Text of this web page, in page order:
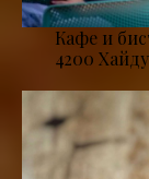
Кафе и
4200